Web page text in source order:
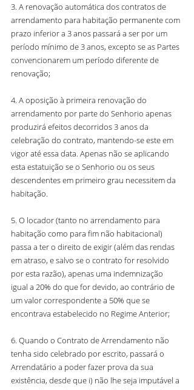
3. A renovação automática dos contratos de
arrendamento para habitação permanente com
prazo inferior a 3 anos passará a ser por um
período mínimo de 3 anos, excepto se as Partes
convencionarem um período diferente de
renovação;
4. A oposição à primeira renovação do
arrendamento por parte do Senhorio apenas
produzirá efeitos decorridos 3 anos da
celebração do contrato, mantendo-se este em
vigor até essa data. Apenas não se aplicando
esta estatuição se o Senhorio ou os seus
descendentes em primeiro grau necessitem da
habitação.
5. O locador (tanto no arrendamento para
habitação como para fim não habitacional)
passa a ter o direito de exigir (além das rendas
em atraso, e salvo se o contrato for resolvido
por esta razão), apenas uma indemnização
igual a 20% do que for devido, ao contrário de
um valor correspondente a 50% que se
encontrava estabelecido no Regime Anterior;
6. Quando o Contrato de Arrendamento não
tenha sido celebrado por escrito, passará o
Arrendatário a poder fazer prova da sua
existência, desde que i) não lhe seja imputável a